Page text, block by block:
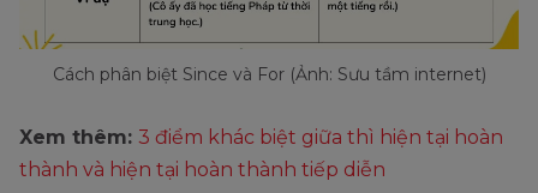
Cách phân biệt Since và For (Ảnh: Sưu tầm internet)
Xem thêm: 3 điểm khác biệt giữa thì hiện tại hoàn
thành và hiện tại hoàn thành tiếp diễn